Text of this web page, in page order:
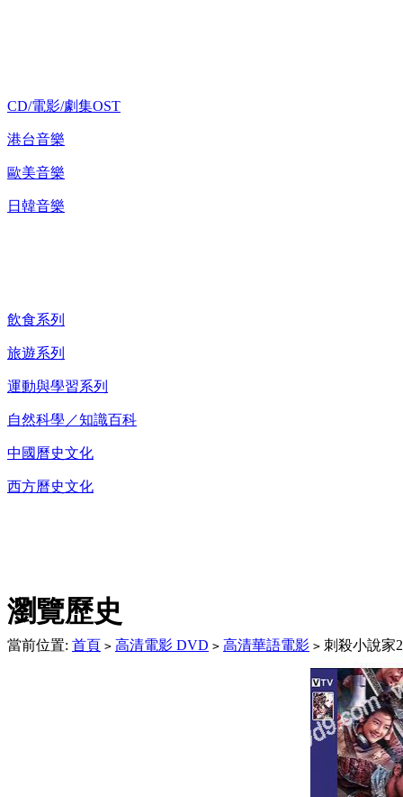
CD/電影/劇集OST
港台音樂
歐美音樂
日韓音樂
飲食系列
旅遊系列
運動與學習系列
自然科學／知識百科
中國曆史文化
西方曆史文化
瀏覽歷史
當前位置: 首頁 > 高清電影 DVD > 高清華語電影 > 刺殺小說家